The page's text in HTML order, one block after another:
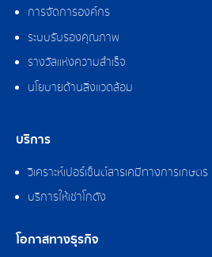
การจัดการองค์กร
ระบบรับรองคุณภาพ
รางวัลแห่งความสำเร็จ
นโยบายด้านสิ่งแวดล้อม
บริการ
วิเคราะห์เปอร์เซ็นต์สารเคมีทางการเกษตร
บริการให้เช่าโกดัง
โอกาสทางธุรกิจ